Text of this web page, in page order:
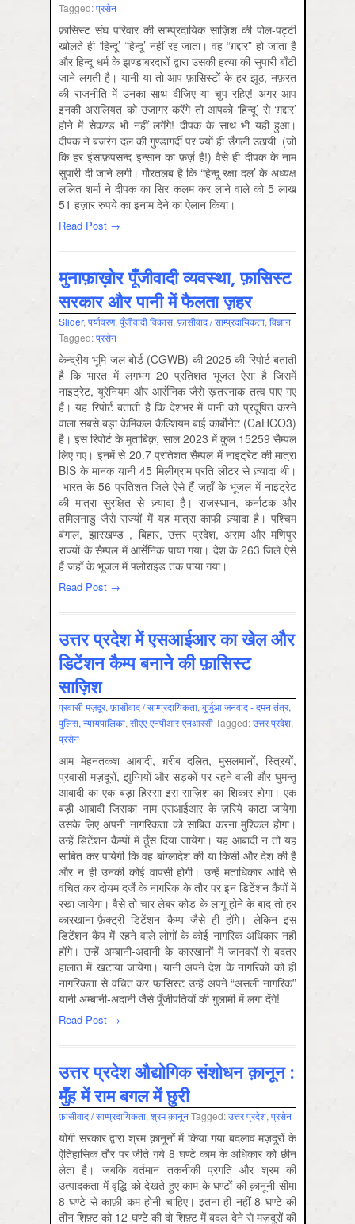
Tagged:प्रसेन
फ़ासिस्ट संघ परिवार की साम्प्रदायिक साज़िश की पोल-पट्टी
खोलते ही ‘हिन्दू’ ‘हिन्दू’ नहीं रह जाता। वह “ग़द्दार” हो जाता है
और हिन्दू धर्म के झण्डाबरदारों द्वारा उसकी हत्या की सुपारी बाँटी
जाने लगती है। यानी या तो आप फ़ासिस्टों के हर झूठ, नफ़रत
की राजनीति में उनका साथ दीजिए या चुप रहिए! अगर आप
इनकी असलियत को उजागर करेंगे तो आपको ‘हिन्दू’ से ‘ग़द्दार’
होने में सेकण्ड भी नहीं लगेंगे! दीपक के साथ भी यही हुआ।
दीपक ने बजरंग दल की गुण्डागर्दी पर ज्यों ही उँगली उठायी (जो
कि हर इंसाफ़पसन्द इन्सान का फ़र्ज़ है!) वैसे ही दीपक के नाम
सुपारी दी जाने लगी। ग़ौरतलब है कि ‘हिन्दू रक्षा दल’ के अध्यक्ष
ललित शर्मा ने दीपक का सिर कलम कर लाने वाले को 5 लाख
51 हज़ार रुपये का इनाम देने का ऐलान किया।
Read Post →
मुनाफ़ाख़ोर पूँजीवादी व्यवस्था, फ़ासिस्ट
सरकार और पानी में फैलता ज़हर
Slider, पर्यावरण, पूँजीवादी विकास, फ़ासीवाद / साम्‍प्रदायिकता, विज्ञान
Tagged:प्रसेन
केन्द्रीय भूमि जल बोर्ड (CGWB) की 2025 की रिपोर्ट बताती
है कि भारत में लगभग 20 प्रतिशत भूजल ऐसा है जिसमें
नाइट्रेट, यूरेनियम और आर्सेनिक जैसे ख़तरनाक तत्व पाए गए
हैं। यह रिपोर्ट बताती है कि देशभर में पानी को प्रदूषित करने
वाला सबसे बड़ा केमिकल कैल्शियम बाई कार्बोनेट (CaHCO3)
है। इस रिपोर्ट के मुताबिक़, साल 2023 में कुल 15259 सैम्पल
लिए गए। इनमें से 20.7 प्रतिशत सैम्पल में नाइट्रेट की मात्रा
BIS के मानक यानी 45 मिलीग्राम प्रति लीटर से ज़्यादा थी।
भारत के 56 प्रतिशत जिले ऐसे हैं जहाँ के भूजल में नाइट्रेट
की मात्रा सुरक्षित से ज़्यादा है। राजस्थान, कर्नाटक और
तमिलनाडु जैसे राज्यों में यह मात्रा काफी ज़्यादा है। पश्चिम
बंगाल, झारखण्ड , बिहार, उत्तर प्रदेश, असम और मणिपुर
राज्यों के सैम्पल में आर्सेनिक पाया गया। देश के 263 जिले ऐसे
हैं जहाँ के भूजल में फ्लोराइड तक पाया गया।
Read Post →
उत्तर प्रदेश में एसआईआर का खेल और
डिटेंशन कैम्प बनाने की फ़ासिस्ट
साज़िश
प्रवासी मज़दूर, फ़ासीवाद / साम्‍प्रदायिकता, बुर्जुआ जनवाद - दमन तंत्र,
पुलिस, न्‍यायपालिका, सीएए-एनपीआर-एनआरसीTagged:उत्तर प्रदेश,
प्रसेन
आम मेहनतकश आबादी, ग़रीब दलित, मुसलमानों, स्त्रियों,
प्रवासी मज़दूरों, झुग्गियों और सड़कों पर रहने वाली और घुमन्तू
आबादी का एक बड़ा हिस्सा इस साज़िश का शिकार होगा। एक
बड़ी आबादी जिसका नाम एसआईआर के ज़रिये काटा जायेगा
उसके लिए अपनी नागरिकता को साबित करना मुश्किल होगा।
उन्हें डिटेंशन कैम्पों में ठूँस दिया जायेगा। यह आबादी न तो यह
साबित कर पायेगी कि वह बांग्लादेश की या किसी और देश की है
और न ही उनकी कोई वापसी होगी। उन्हें मताधिकार आदि से
वंचित कर दोयम दर्जे के नागरिक के तौर पर इन डिटेंशन कैंपों में
रखा जायेगा। वैसे तो चार लेबर कोड के लागू होने के बाद तो हर
कारखाना-फ़ैक्ट्री डिटेंशन कैम्प जैसे ही होंगे। लेकिन इस
डिटेंशन कैंप में रहने वाले लोगों के कोई नागरिक अधिकार नहीं
होंगे। उन्हें अम्बानी-अदानी के कारखानों में जानवरों से बदतर
हालात में खटाया जायेगा। यानी अपने देश के नागरिकों को ही
नागरिकता से वंचित कर फ़ासिस्ट उन्हें अपने “असली नागरिक”
यानी अम्बानी-अदानी जैसे पूँजीपतियों की ग़ुलामी में लगा देंगे!
Read Post →
उत्तर प्रदेश औद्योगिक संशोधन क़ानून :
मुँह में राम बगल में छुरी
फ़ासीवाद / साम्‍प्रदायिकता, श्रम क़ानूनTagged:उत्तर प्रदेश, प्रसेन
योगी सरकार द्वारा श्रम क़ानूनों में किया गया बदलाव मज़दूरों के
ऐतिहासिक तौर पर जीते गये 8 घण्टे काम के अधिकार को छीन
लेता है। जबकि वर्तमान तकनीकी प्रगति और श्रम की
उत्पादकता में वृद्धि को देखते हुए काम के घण्टों की क़ानूनी सीमा
8 घण्टे से काफ़ी कम होनी चाहिए। इतना ही नहीं 8 घण्टे की
तीन शिफ़्ट को 12 घण्टे की दो शिफ़्ट में बदल देने से मज़दूरों की